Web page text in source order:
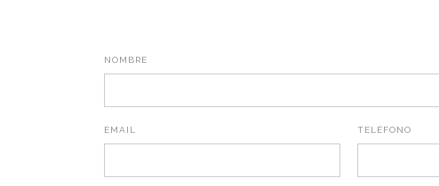
NOMBRE
EMAIL TELÉFONO